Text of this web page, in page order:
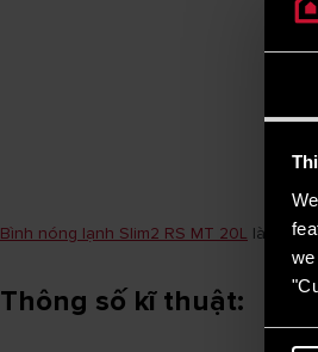
Bình nóng lạnh Slim2 RS MT 20L là một
Thông số kĩ thuật: